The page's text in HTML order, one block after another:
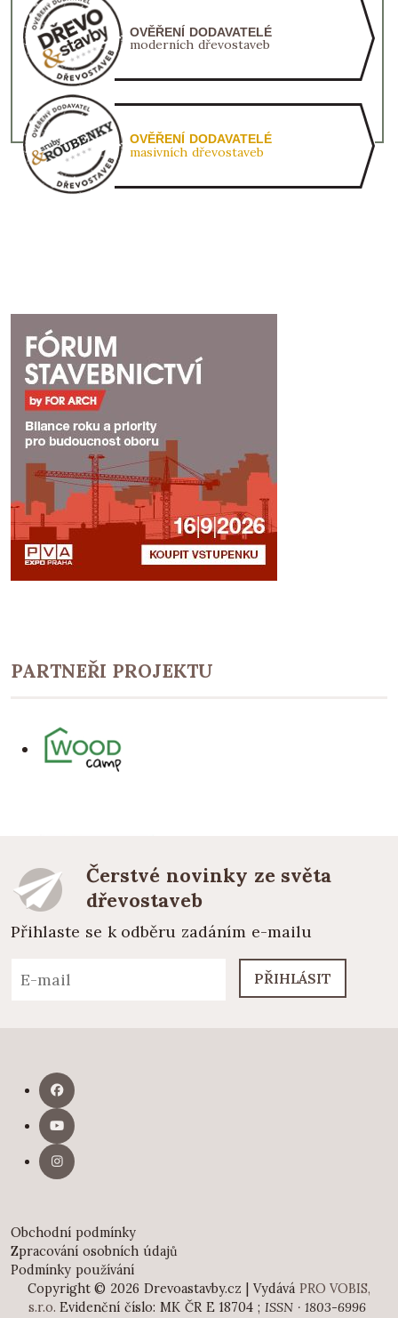
OVĚŘENÍ DODAVATELÉ
moderních dřevostaveb
OVĚŘENÍ DODAVATELÉ
masivních dřevostaveb
PARTNEŘI PROJEKTU
Čerstvé novinky ze světa
dřevostaveb
Přihlaste se k odběru zadáním e-mailu
PŘIHLÁSIT
Obchodní podmínky
Zpracování osobních údajů
Podmínky používání
Copyright © 2026 Drevoastavby.cz | Vydává PRO VOBIS,
s.r.o. Evidenční číslo: MK ČR E 18704 ; ISSN · 1803-6996